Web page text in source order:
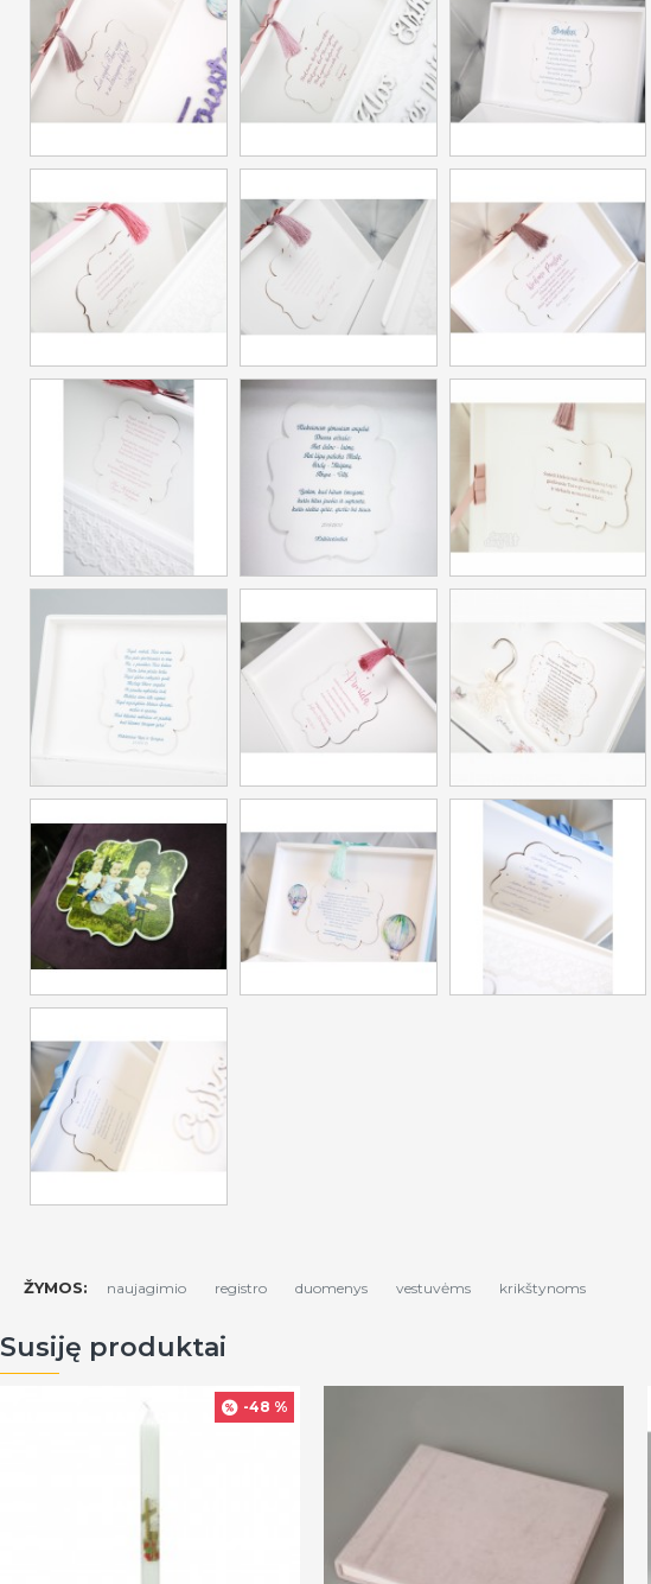
ŽYMOS: naujagimio registro duomenys vestuvėms krikštynoms
Susiję produktai
-48 %